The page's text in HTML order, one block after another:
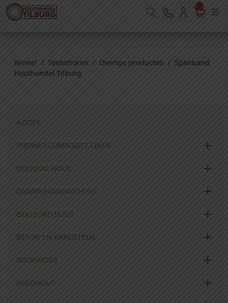
Winkel / Toebehoren / Overige producten / Spanband
Houthandel Tilburg
ACTIES
THERMO,COMPOSIET,EIKEN
DOUGLAS HOUT
GEÏMPREGNEERD HOUT
GEKLEURD HOUT
BETON EN HARDSTEEN
BOUWHOUT
HARDHOUT